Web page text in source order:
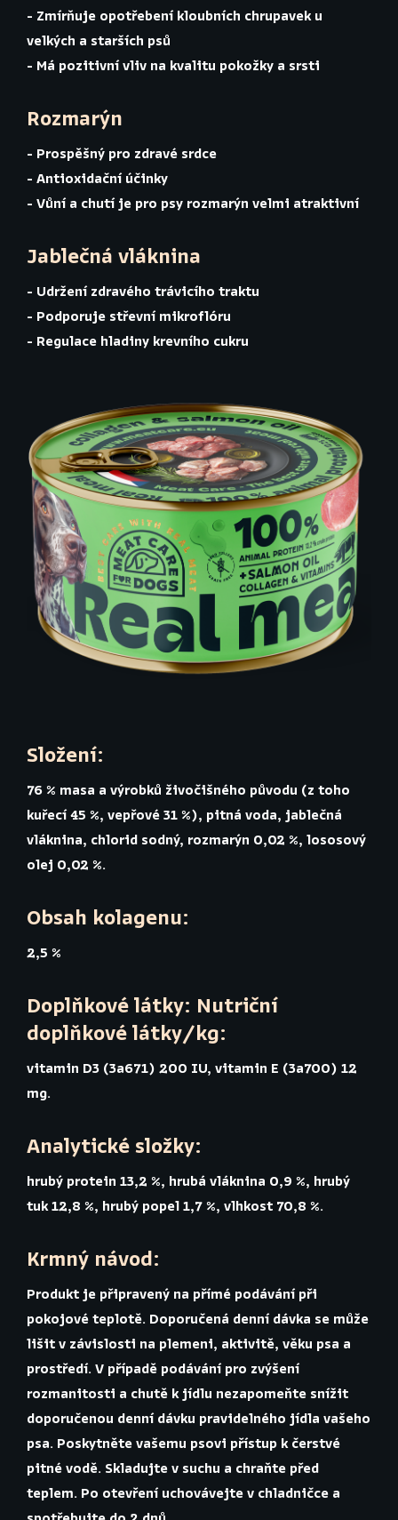
- Zmírňuje opotřebení kloubních chrupavek u
velkých a starších psů
- Má pozitivní vliv na kvalitu pokožky a srsti
Rozmarýn
- Prospěšný pro zdravé srdce
- Antioxidační účinky
- Vůní a chutí je pro psy rozmarýn velmi atraktivní
Jablečná vláknina
- Udržení zdravého trávicího traktu
- Podporuje střevní mikroflóru
- Regulace hladiny krevního cukru
Složení:
76 % masa a výrobků živočišného původu (z toho
kuřecí 45 %, vepřové 31 %), pitná voda, jablečná
vláknina, chlorid sodný, rozmarýn 0,02 %, lososový
olej 0,02 %.
Obsah kolagenu:
2,5 %
Doplňkové látky: Nutriční
doplňkové látky/kg:
vitamin D3 (3a671) 200 IU, vitamin E (3a700) 12
mg.
Analytické složky:
hrubý protein 13,2 %, hrubá vláknina 0,9 %, hrubý
tuk 12,8 %, hrubý popel 1,7 %, vlhkost 70,8 %.
Krmný návod:
Produkt je připravený na přímé podávání při
pokojové teplotě. Doporučená denní dávka se může
lišit v závislosti na plemeni, aktivitě, věku psa a
prostředí. V případě podávání pro zvýšení
rozmanitosti a chutě k jídlu nezapomeňte snížit
doporučenou denní dávku pravidelného jídla vašeho
psa. Poskytněte vašemu psovi přístup k čerstvé
pitné vodě. Skladujte v suchu a chraňte před
teplem. Po otevření uchovávejte v chladničce a